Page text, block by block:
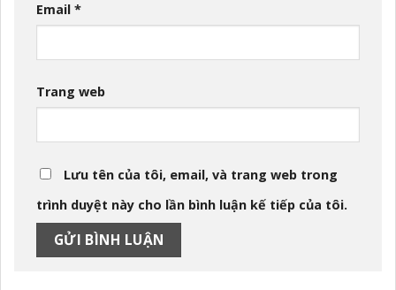
Email *
Trang web
Lưu tên của tôi, email, và trang web trong
trình duyệt này cho lần bình luận kế tiếp của tôi.